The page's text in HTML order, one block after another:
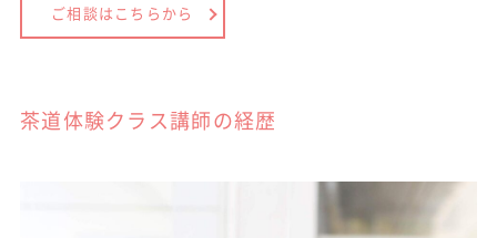
ご相談はこちらから
茶道体験クラス講師の経歴